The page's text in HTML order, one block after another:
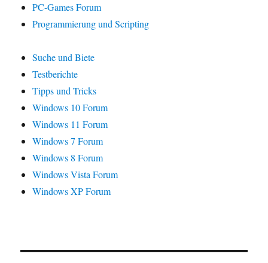
PC-Games Forum
Programmierung und Scripting
Suche und Biete
Testberichte
Tipps und Tricks
Windows 10 Forum
Windows 11 Forum
Windows 7 Forum
Windows 8 Forum
Windows Vista Forum
Windows XP Forum